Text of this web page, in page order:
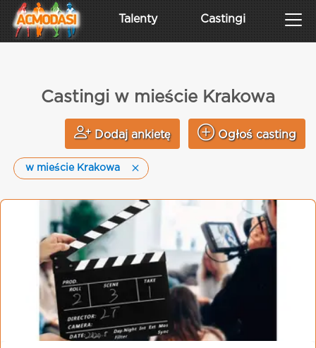
Talenty Castingi
Castingi w mieście Krakowa
Dodaj ankietę Ogłoś casting
w mieście Krakowa